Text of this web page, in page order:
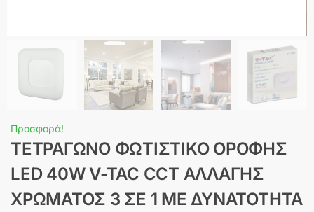
Προσφορά!
ΤΕΤΡΑΓΩΝΟ ΦΩΤΙΣΤΙΚΟ ΟΡΟΦΗΣ
LED 40W V-TAC CCT ΑΛΛΑΓΗΣ
ΧΡΩΜΑΤΟΣ 3 ΣΕ 1 ΜΕ ΔΥΝΑΤΟΤΗΤΑ